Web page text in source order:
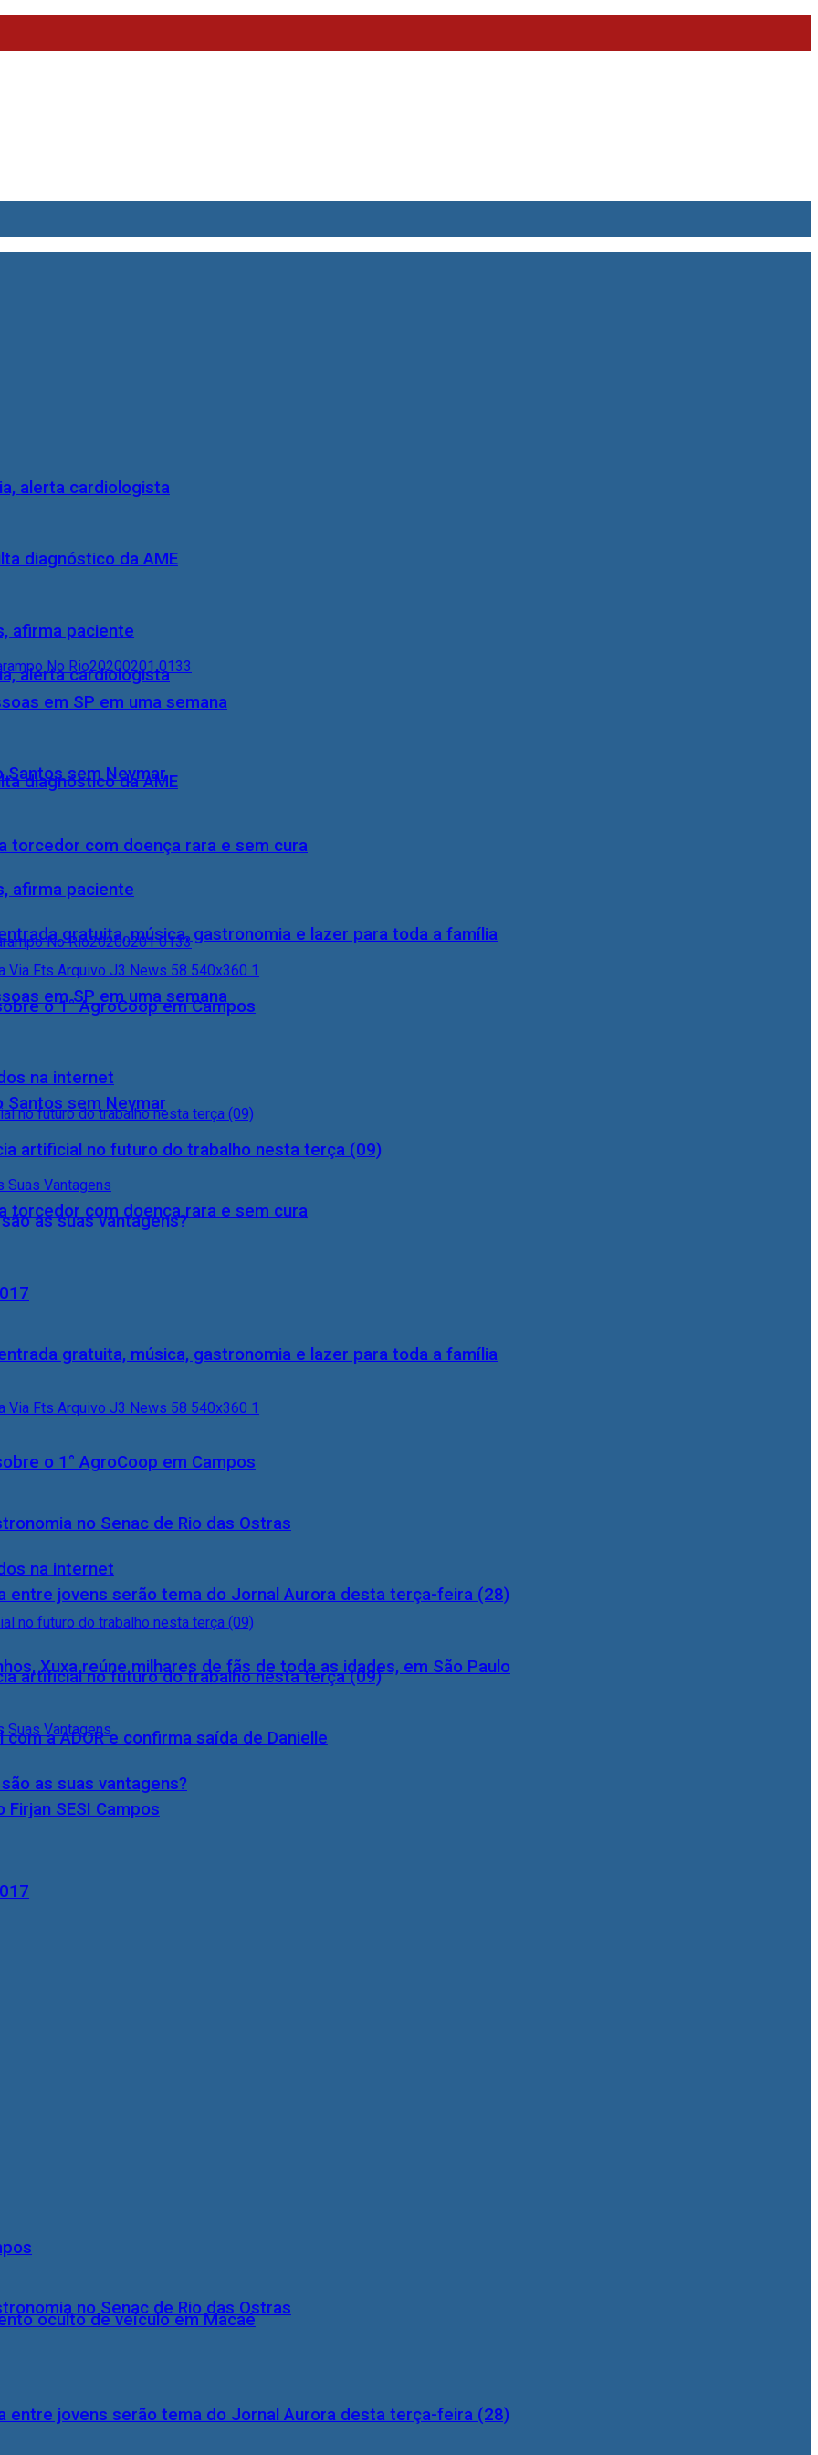
alerta cardiologista
diagnóstico da AME
afirma paciente
em SP em uma semana
sem Neymar
torcedor com doença rara e sem cura
gratuita, música, gastronomia e lazer para toda a família
o 1° AgroCoop em Campos
na internet
artificial no futuro do trabalho nesta terça (09)
as suas vantagens?
no Senac de Rio das Ostras
entre jovens serão tema do Jornal Aurora desta terça-feira (28)
alerta cardiologista
diagnóstico da AME
afirma paciente
em SP em uma semana
sem Neymar
torcedor com doença rara e sem cura
gratuita, música, gastronomia e lazer para toda a família
o 1° AgroCoop em Campos
na internet
artificial no futuro do trabalho nesta terça (09)
as suas vantagens?
no Senac de Rio das Ostras
entre jovens serão tema do Jornal Aurora desta terça-feira (28)
Xuxa reúne milhares de fãs de toda as idades, em São Paulo
a ADOR e confirma saída de Danielle
SESI Campos
oculto de veículo em Macaé